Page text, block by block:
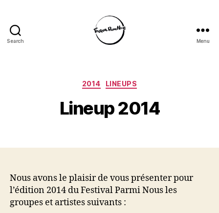
Search Menu
Categories
2014 LINEUPS
Lineup 2014
Nous avons le plaisir de vous présenter pour
l’édition 2014 du Festival Parmi Nous les
groupes et artistes suivants :